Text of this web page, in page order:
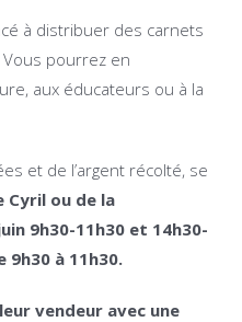
à distribuer des carnets
pourrez en
aux éducateurs ou à la
et de l’argent récolté, se
Cyril ou de la
9h30-11h30 et 14h30-
9h30 à 11h30.
vendeur avec une